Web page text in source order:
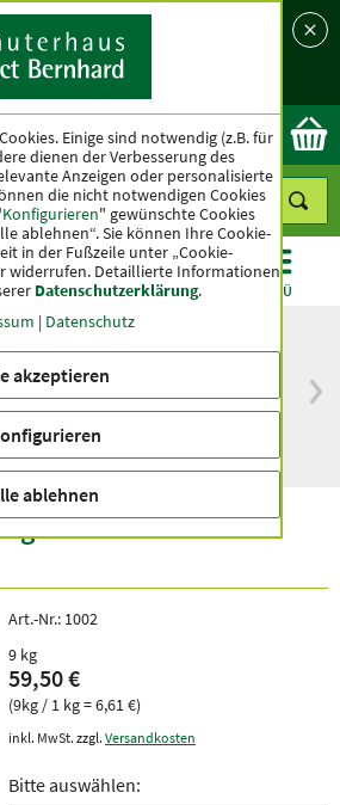
Ok
TOPSELLER MENÜ
Spitzenqualität seit
für Pferde
Art.-Nr.: 1002
9 kg
59,50 €
(9kg / 1 kg = 6,61 €)
inkl. MwSt. zzgl. Versandkosten
Bitte auswählen:
Einige sind notwendig (z.B. für
dienen der Verbesserung des
Anzeigen oder personalisierte
die nicht notwendigen Cookies
Konfigurieren" gewünschte Cookies
ablehnen“. Sie können Ihre Cookie-
in der Fußzeile unter „Cookie-
widerrufen. Detaillierte Informationen
Datenschutzerklärung.
| Datenschutz
akzeptieren
ablehnen